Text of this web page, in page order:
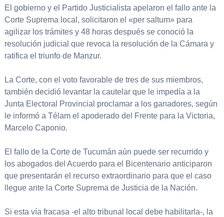
El gobierno y el Partido Justicialista apelaron el fallo ante la
Corte Suprema local, solicitaron el «per saltum» para
agilizar los trámites y 48 horas después se conoció la
resolución judicial que revoca la resolución de la Cámara y
ratifica el triunfo de Manzur.
La Corte, con el voto favorable de tres de sus miembros,
también decidió levantar la cautelar que le impedía a la
Junta Electoral Provincial proclamar a los ganadores, según
le informó a Télam el apoderado del Frente para la Victoria,
Marcelo Caponio.
El fallo de la Corte de Tucumán aún puede ser recurrido y
los abogados del Acuerdo para el Bicentenario anticiparon
que presentarán el recurso extraordinario para que el caso
llegue ante la Corte Suprema de Justicia de la Nación.
Si esta vía fracasa -el alto tribunal local debe habilitarla-, la